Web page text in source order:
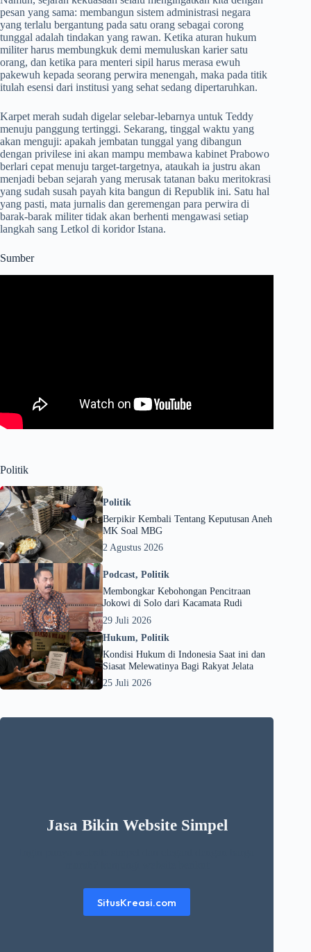
pesan yang sama: membangun sistem administrasi negara
yang terlalu bergantung pada satu orang sebagai corong
tunggal adalah tindakan yang rawan. Ketika aturan hukum
militer harus membungkuk demi memuluskan karier satu
orang, dan ketika para menteri sipil harus merasa ewuh
pakewuh kepada seorang perwira menengah, maka pada titik
itulah esensi dari institusi yang sehat sedang dipertaruhkan.
Karpet merah sudah digelar selebar-lebarnya untuk Teddy
menuju panggung tertinggi. Sekarang, tinggal waktu yang
akan menguji: apakah jembatan tunggal yang dibangun
dengan privilese ini akan mampu membawa kabinet Prabowo
berlari cepat menuju target-targetnya, ataukah ia justru akan
menjadi beban sejarah yang merusak tatanan baku meritokrasi
yang sudah susah payah kita bangun di Republik ini. Satu hal
yang pasti, mata jurnalis dan geremengan para perwira di
barak-barak militer tidak akan berhenti mengawasi setiap
langkah sang Letkol di koridor Istana.
Sumber
Politik
Politik
Berpikir Kembali Tentang Keputusan Aneh
MK Soal MBG
2 Agustus 2026
Podcast, Politik
Membongkar Kebohongan Pencitraan
Jokowi di Solo dari Kacamata Rudi
29 Juli 2026
Hukum, Politik
Kondisi Hukum di Indonesia Saat ini dan
Siasat Melewatinya Bagi Rakyat Jelata
25 Juli 2026
Jasa Bikin Website Simpel
SitusKreasi.com